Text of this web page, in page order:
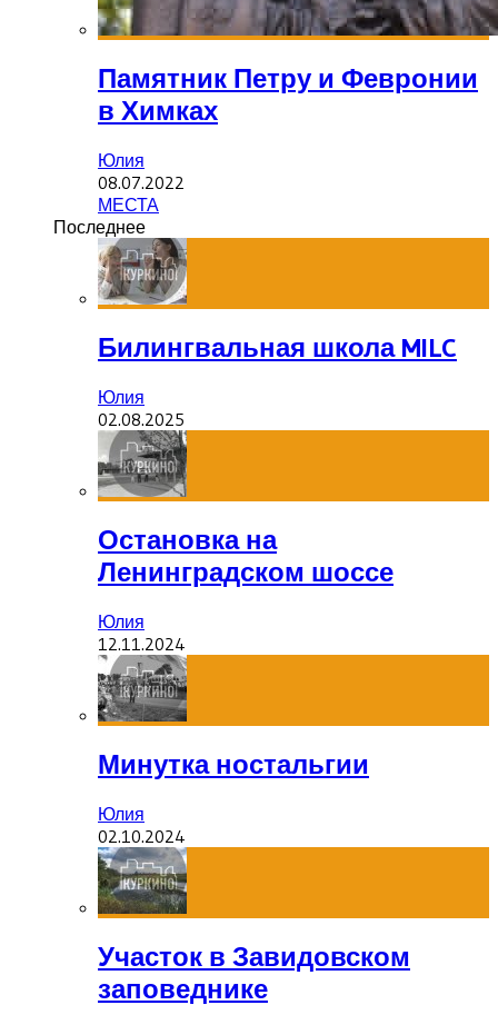
Памятник Петру и Февронии
в Химках
Юлия
08.07.2022
МЕСТА
Последнее
Билингвальная школа MILC
Юлия
02.08.2025
Остановка на
Ленинградском шоссе
Юлия
12.11.2024
Минутка ностальгии
Юлия
02.10.2024
Участок в Завидовском
заповеднике